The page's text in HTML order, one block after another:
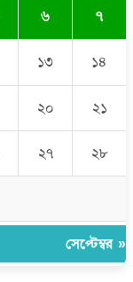
৬ ৭
১৩ ১৪
২০ ২১
২৭ ২৮
সেপ্টেম্বর »